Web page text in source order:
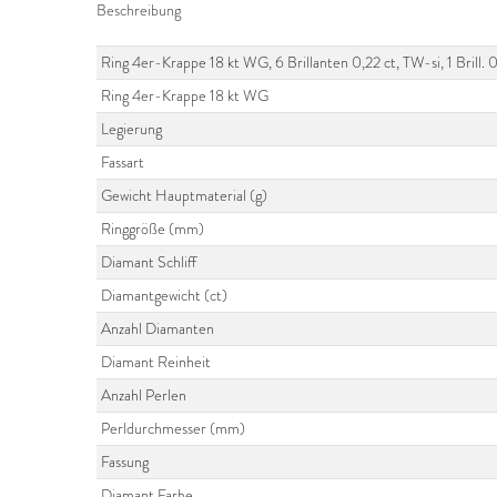
Beschreibung
Ring 4er-Krappe 18 kt WG, 6 Brillanten 0,22 ct, TW-si, 1
Ring 4er-Krappe 18 kt WG
Legierung
Fassart
Gewicht Hauptmaterial (g)
Ringgröße (mm)
Diamant Schliff
Diamantgewicht (ct)
Anzahl Diamanten
Diamant Reinheit
Anzahl Perlen
Perldurchmesser (mm)
Fassung